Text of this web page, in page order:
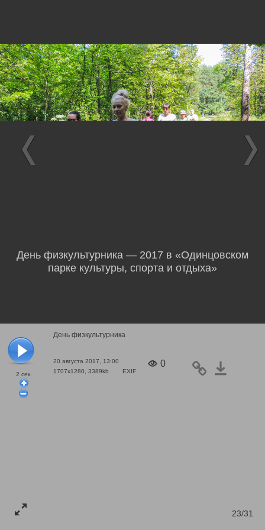
2 сек.
День физкультурника
20 августа 2017, 13:00
1707x1280, 3389kb
EXIF
0
23/31
День физкультурника — 2017 в «Одинцовском
парке культуры, спорта и отдыха»